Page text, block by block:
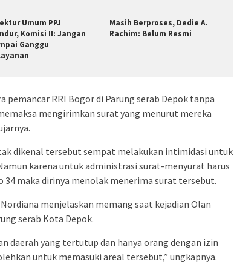
Umum PPJ
Komisi II: Jangan
Ganggu
Masih Berproses, Dedie A.
Rachim: Belum Resmi
pemancar RRI Bogor di Parung serab Depok tanpa
mengirimkan surat yang menurut mereka
dikenal tersebut sempat melakukan intimidasi untuk
karena untuk administrasi surat-menyurat harus
34 maka dirinya menolak menerima surat tersebut.
menjelaskan memang saat kejadian Olan
serab Kota Depok.
daerah yang tertutup dan hanya orang dengan izin
untuk memasuki areal tersebut,” ungkapnya.